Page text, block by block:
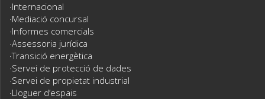
Internacional
Mediació concursal
Informes comercials
Assessoria jurídica
Transició energètica
Servei de protecció de dades
Servei de propietat industrial
Lloguer d’espais